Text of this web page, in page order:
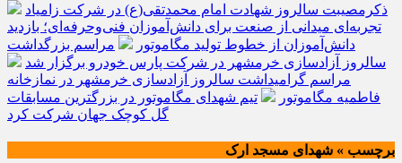
ذکرمصیبت سالروز شهادت امام محمدتقی(ع) در شرکت زامیاد
تجربه‌ای میدانی از صنعت برای دانش‌آموزان فنی‌وحرفه‌ای؛ بازدید
دانش‌آموزان از خطوط تولید مگاموتور
مراسم بزرگداشت
سالروز آزادسازی خرمشهر در شرکت پارس خودرو برگزار شد
مراسم گرامیداشت سالروز آزادسازی خرمشهر در نمازخانه
فاطمیه مگاموتور
تیم شهدای مگاموتور در بزرگترین مسابقات
گل کوچک جهان شرکت کرد
برچسب » شهدای مسجد ارک